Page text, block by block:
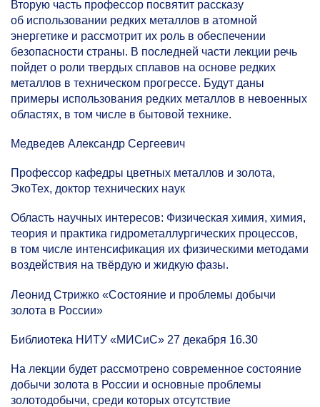
Вторую часть профессор посвятит рассказу
об использовании редких металлов в атомной
энергетике и рассмотрит их роль в обеспечении
безопасности страны. В последней части лекции речь
пойдет о роли твердых сплавов на основе редких
металлов в техническом прогрессе. Будут даны
примеры использования редких металлов в невоенных
областях, в том числе в бытовой технике.
Медведев Александр Сергеевич
Профессор кафедры цветных металлов и золота,
ЭкоТех, доктор технических наук
Область научных интересов: Физическая химия, химия,
теория и практика гидрометаллургических процессов,
в том числе интенсификация их физическими методами
воздействия на твёрдую и жидкую фазы.
Леонид Стрижко «Состояние и проблемы добычи
золота в России»
Библиотека НИТУ «МИСиС» 27 декабря 16.30
На лекции будет рассмотрено современное состояние
добычи золота в России и основные проблемы
золотодобычи, среди которых отсутствие